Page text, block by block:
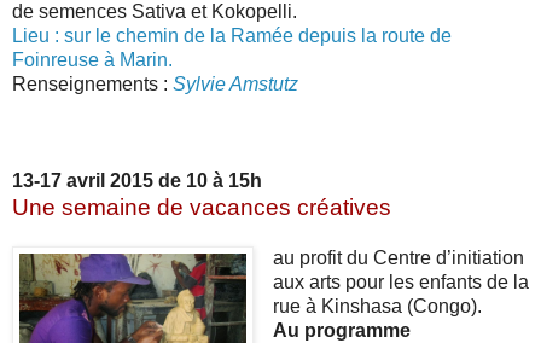
de semences Sativa et Kokopelli.
Lieu : sur le chemin de la Ramée depuis la route de
Foinreuse à Marin.
Renseignements : Sylvie Amstutz
13-17 avril 2015 de 10 à 15h
Une semaine de vacances créatives
au profit du Centre d’initiation
aux arts pour les enfants de la
rue à Kinshasa (Congo).
Au programme